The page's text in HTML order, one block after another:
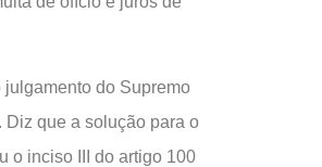
do Supremo
que a solução para o
o inciso III do artigo 100